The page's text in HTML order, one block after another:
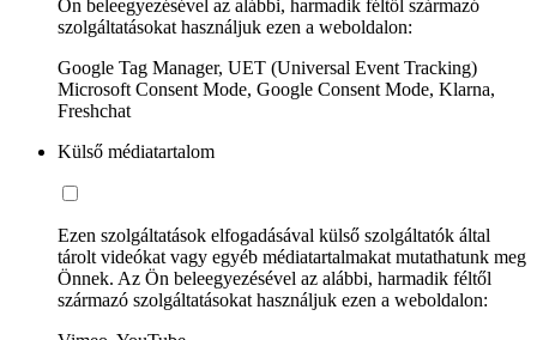
Ön beleegyezésével az alábbi, harmadik féltől származó
szolgáltatásokat használjuk ezen a weboldalon:
Google Tag Manager, UET (Universal Event Tracking)
Microsoft Consent Mode, Google Consent Mode, Klarna,
Freshchat
Külső médiatartalom
Ezen szolgáltatások elfogadásával külső szolgáltatók által
tárolt videókat vagy egyéb médiatartalmakat mutathatunk meg
Önnek. Az Ön beleegyezésével az alábbi, harmadik féltől
származó szolgáltatásokat használjuk ezen a weboldalon: